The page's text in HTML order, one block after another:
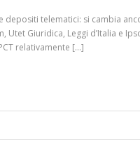
depositi telematici: si cambia
Utet Giuridica, Leggi d’Italia e
relativamente […]